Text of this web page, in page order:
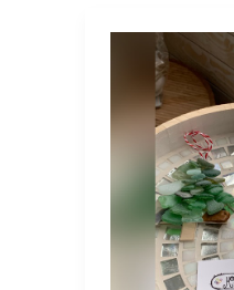
MosaVie
mosaïque